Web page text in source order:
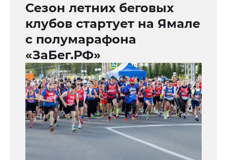
Сезон летних беговых
клубов стартует на Ямале
с полумарафона
«ЗаБег.РФ»